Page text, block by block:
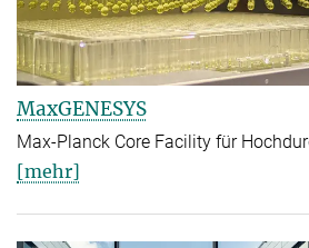
MaxGENESYS
Max-Planck Core Facility für
[mehr]